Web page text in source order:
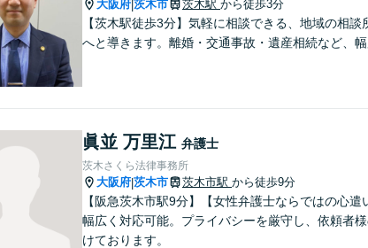
大阪府|茨木市 茨木駅 から徒歩3分
【茨木駅徒歩3分】気軽に相談できる、地域の相
へと導きます。離婚・交通事故・遺産相続など、
眞並 万里江 弁護士
茨木さくら法律事務所
大阪府|茨木市 茨木市駅 から徒歩9分
【阪急茨木市駅9分】【女性弁護士ならではの心
幅広く対応可能。プライバシーを厳守し、依頼者
けております。